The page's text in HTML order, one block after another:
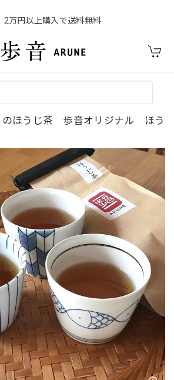
2万円以上購入で送料無料
のほうじ茶 歩音オリジナル ほう